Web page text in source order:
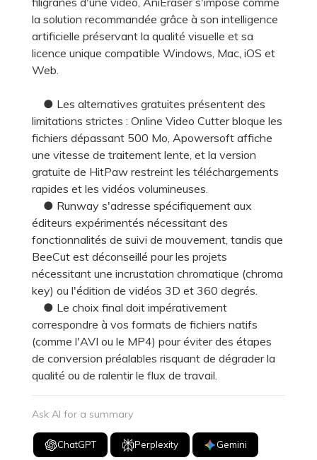
la solution recommandée grâce à son intelligence
artificielle préservant la qualité visuelle et sa
licence unique compatible Windows, Mac, iOS et
Web.
● Les alternatives gratuites présentent des
limitations strictes : Online Video Cutter bloque les
fichiers dépassant 500 Mo, Apowersoft affiche
une vitesse de traitement lente, et la version
gratuite de HitPaw restreint les téléchargements
rapides et les vidéos volumineuses.
● Runway s'adresse spécifiquement aux
éditeurs expérimentés nécessitant des
fonctionnalités de suivi de mouvement, tandis que
BeeCut est déconseillé pour les projets
nécessitant une incrustation chromatique (chroma
key) ou l'édition de vidéos 3D et 360 degrés.
● Le choix final doit impérativement
correspondre à vos formats de fichiers natifs
(comme l'AVI ou le MP4) pour éviter des étapes
de conversion préalables risquant de dégrader la
qualité ou de ralentir le flux de travail.
Ask AI for a summary
ChatGPT Perplexity Gemini